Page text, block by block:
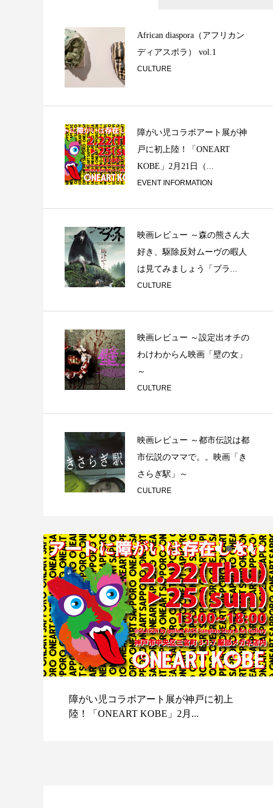
ーシストの思考回
日々の碑 ②
African diaspora（アフリカン
ディアスポラ） vol.1
CULTURE
障がい児コラボアート展が神
戸に初上陸！「ONEART
KOBE」2月21日（...
EVENT INFORMATION
映画レビュー ～森の熊さん大
好き、駆除反対ムーヴの暇人
は見てみましょう「ブラ...
CULTURE
映画レビュー ～設定出オチの
わけわからん映画「壁の女」
～
CULTURE
映画レビュー ～都市伝説は都
市伝説のママで。。映画「き
さらぎ駅」～
CULTURE
障がい児コラボアート展が神戸に初上
陸！「ONEART KOBE」2月...